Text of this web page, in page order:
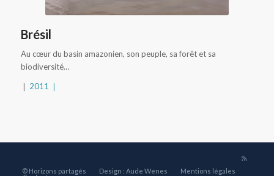
Brésil
Au cœur du basin amazonien, son peuple, sa forêt et sa
biodiversité…
❘ 2011 ❘
© Horizons partagés Design : Aude Wenes Mentions légales